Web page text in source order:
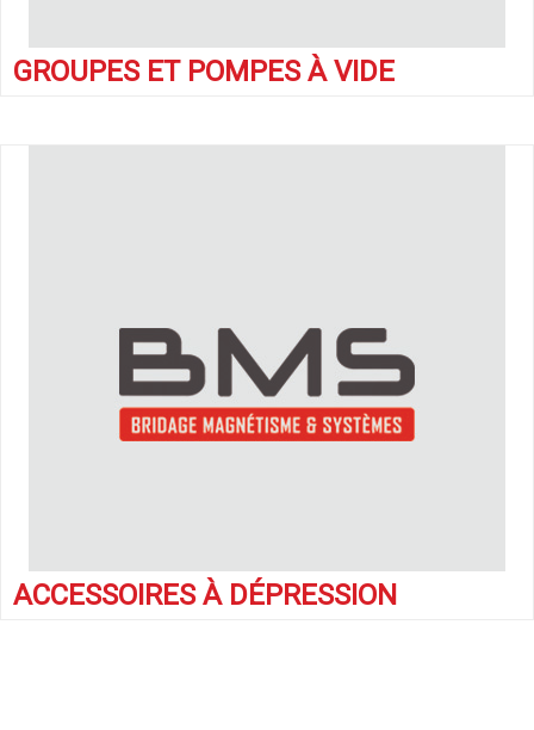
GROUPES ET POMPES À VIDE
ACCESSOIRES À DÉPRESSION